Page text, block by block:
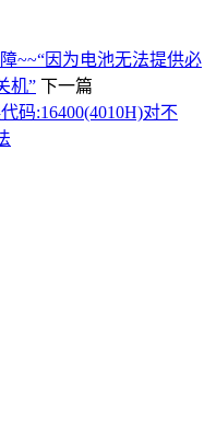
~~“因为电池无法提供必
机” 下一篇
码:16400(4010H)对不